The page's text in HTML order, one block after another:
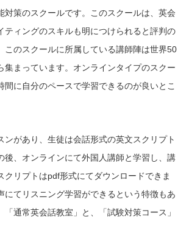
対策のスクールです。このスクールは、英会
ティングのスキルも明につけられると評判の
このスクールに所属している講師陣は世界50
集まっています。オンラインタイプのスクー
間に自分のペースで学習できるのが良いとこ
ンがあり、生徒は会話形式の英文スクリプト
後、オンラインにて外国人講師と学習し、講
クリプトはpdf形式にてダウンロードできま
にてリスニング学習ができるという特徴もあ
「通常英会話教室」と、「試験対策コース」